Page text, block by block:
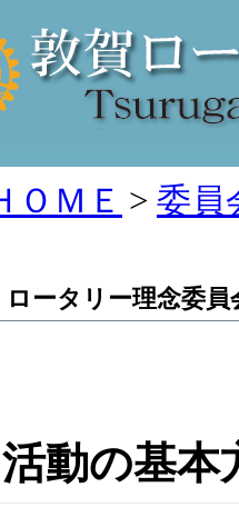
ＯＭＥ > 委員
ロータリー理念委員
活動の基本